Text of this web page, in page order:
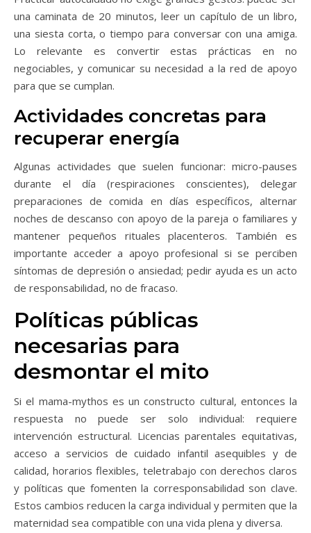
una caminata de 20 minutos, leer un capítulo de un libro,
una siesta corta, o tiempo para conversar con una amiga.
Lo relevante es convertir estas prácticas en no
negociables, y comunicar su necesidad a la red de apoyo
para que se cumplan.
Actividades concretas para
recuperar energía
Algunas actividades que suelen funcionar: micro-pauses
durante el día (respiraciones conscientes), delegar
preparaciones de comida en días específicos, alternar
noches de descanso con apoyo de la pareja o familiares y
mantener pequeños rituales placenteros. También es
importante acceder a apoyo profesional si se perciben
síntomas de depresión o ansiedad; pedir ayuda es un acto
de responsabilidad, no de fracaso.
Políticas públicas
necesarias para
desmontar el mito
Si el mama-mythos es un constructo cultural, entonces la
respuesta no puede ser solo individual: requiere
intervención estructural. Licencias parentales equitativas,
acceso a servicios de cuidado infantil asequibles y de
calidad, horarios flexibles, teletrabajo con derechos claros
y políticas que fomenten la corresponsabilidad son clave.
Estos cambios reducen la carga individual y permiten que la
maternidad sea compatible con una vida plena y diversa.